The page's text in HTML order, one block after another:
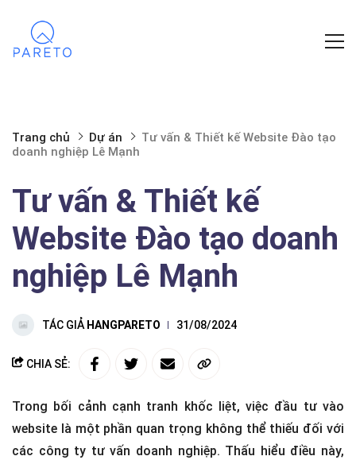
Trang chủ Dự án
Tư vấn & Thiết kế Website Đào tạo
doanh nghiệp Lê Mạnh
Tư vấn & Thiết kế
Website Đào tạo doanh
nghiệp Lê Mạnh
TÁC GIẢ HANGPARETO 31/08/2024
CHIA SẺ:
Trong bối cảnh cạnh tranh khốc liệt, việc đầu tư vào
website là một phần quan trọng không thể thiếu đối với
các công ty tư vấn doanh nghiệp. Thấu hiểu điều này,